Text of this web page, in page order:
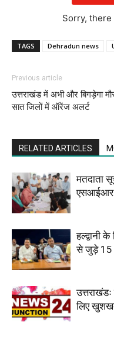
Sorry, there
TAGS Dehradun news
Previous article
उत्तराखंड में अभी और बिगड़ेगा
सात जिलों में ऑरेंज अलर्ट
RELATED ARTICLES
मतदाता
एसआईआर
हल्द्वानी
से जुड़े 15
लिए